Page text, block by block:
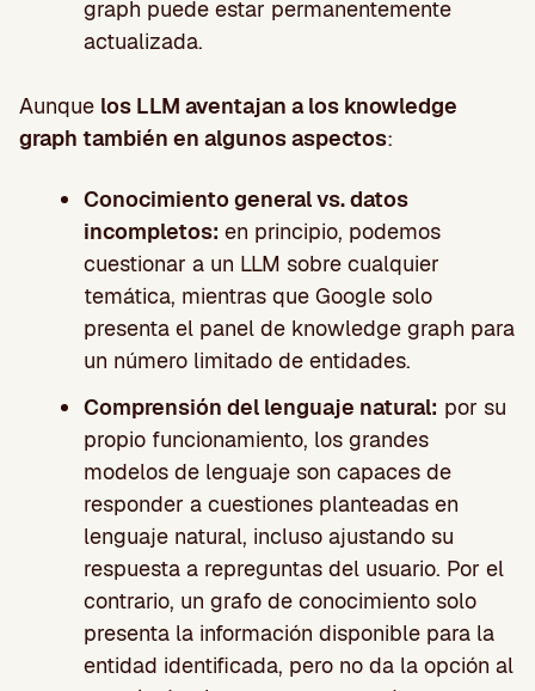
graph puede estar permanentemente
actualizada.
Aunque los LLM aventajan a los knowledge
graph también en algunos aspectos:
Conocimiento general vs. datos
incompletos: en principio, podemos
cuestionar a un LLM sobre cualquier
temática, mientras que Google solo
presenta el panel de knowledge graph para
un número limitado de entidades.
Comprensión del lenguaje natural: por su
propio funcionamiento, los grandes
modelos de lenguaje son capaces de
responder a cuestiones planteadas en
lenguaje natural, incluso ajustando su
respuesta a repreguntas del usuario. Por el
contrario, un grafo de conocimiento solo
presenta la información disponible para la
entidad identificada, pero no da la opción al